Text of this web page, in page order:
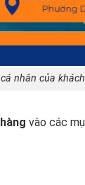
nhân của
vào các